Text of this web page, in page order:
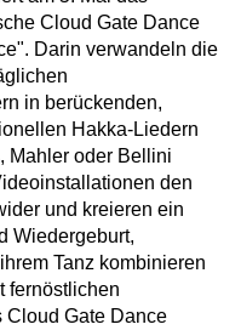
Cloud Gate Dance
Darin verwandeln die
in berückenden,
Hakka-Liedern
Mahler oder Bellini
den
und kreieren ein
Wiedergeburt,
Tanz kombinieren
fernöstlichen
Cloud Gate Dance